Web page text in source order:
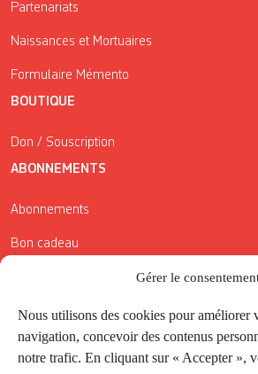
Gérer le
Nous utilisons des cookies pour améliorer
navigation, concevoir des contenus
notre trafic. En cliquant sur « Accepter »,
Partenariats
Naissances et Mortuaires
Formulaire Mémento
BOUTIQUE
Don / Souscription
ABONNEMENTS
Abonnements
Bon cadeau
Conditions générales de vente
Réductions de la Carte Côté Courrier
Application